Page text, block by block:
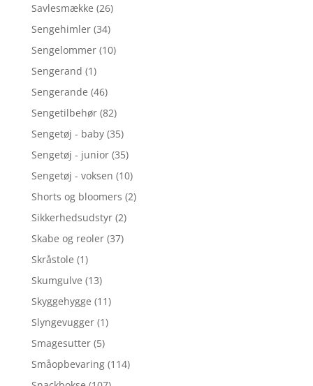
Savlesmække (26)
Sengehimler (34)
Sengelommer (10)
Sengerand (1)
Sengerande (46)
Sengetilbehør (82)
Sengetøj - baby (35)
Sengetøj - junior (35)
Sengetøj - voksen (10)
Shorts og bloomers (2)
Sikkerhedsudstyr (2)
Skabe og reoler (37)
Skråstole (1)
Skumgulve (13)
Skyggehygge (11)
Slyngevugger (1)
Smagesutter (5)
Småopbevaring (114)